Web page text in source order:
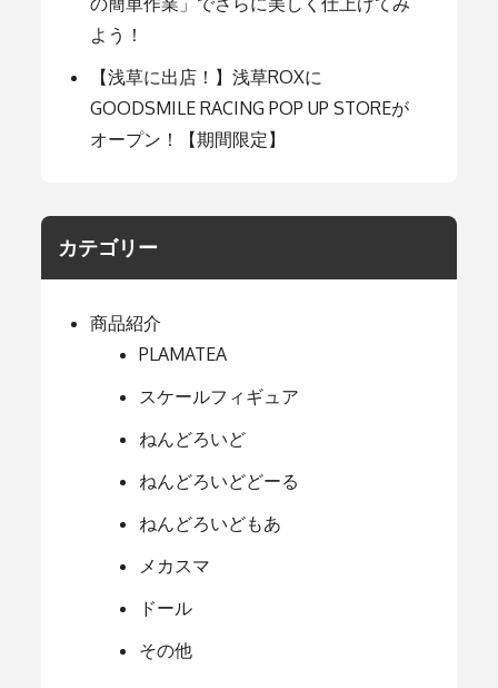
よう！
【浅草に出店！】浅草ROXに
GOODSMILE RACING POP UP STOREが
オープン！【期間限定】
カテゴリー
商品紹介
PLAMATEA
スケールフィギュア
ねんどろいど
ねんどろいどどーる
ねんどろいどもあ
メカスマ
ドール
その他